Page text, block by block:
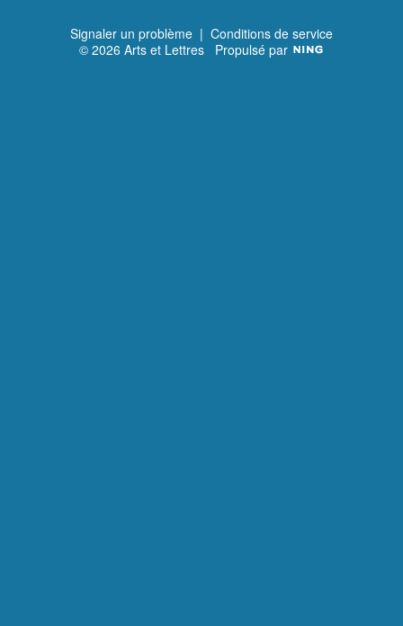
Signaler un problème | Conditions de service
© 2026 Arts et Lettres Propulsé par